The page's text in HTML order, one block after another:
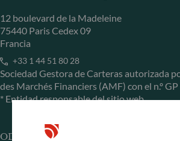
12 boulevard de la Madeleine
75440 Paris Cedex 09
Francia
+33 1 44 51 80 28
Sociedad Gestora de Carteras autorizada
des Marchés Financiers (AMF) con el n.º
* Entidad responsable del sitio web
ODDO BHF Asset Management GmbH